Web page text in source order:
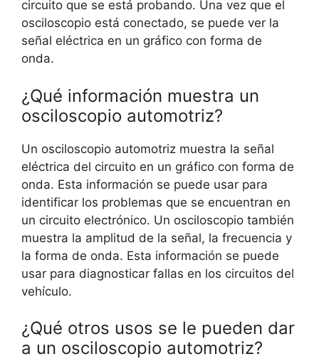
circuito que se está probando. Una vez que el
osciloscopio está conectado, se puede ver la
señal eléctrica en un gráfico con forma de
onda.
¿Qué información muestra un
osciloscopio automotriz?
Un osciloscopio automotriz muestra la señal
eléctrica del circuito en un gráfico con forma de
onda. Esta información se puede usar para
identificar los problemas que se encuentran en
un circuito electrónico. Un osciloscopio también
muestra la amplitud de la señal, la frecuencia y
la forma de onda. Esta información se puede
usar para diagnosticar fallas en los circuitos del
vehículo.
¿Qué otros usos se le pueden dar
a un osciloscopio automotriz?